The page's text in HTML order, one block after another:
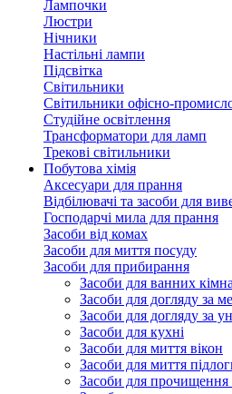
Лампочки
Люстри
Нічники
Настільні лампи
Підсвітка
Світильники
Світильники офісно-
Студійне освітлення
Трансформатори для ламп
Трекові світильники
Побутова хімія
Аксесуари для прання
Відбілювачі та засоби для
Господарчі мила для прання
Засоби від комах
Засоби для миття посуду
Засоби для прибирання
Засоби для ванних
Засоби для догляду за
Засоби для догляду за
Засоби для кухні
Засоби для миття вікон
Засоби для миття
Засоби для прочищення